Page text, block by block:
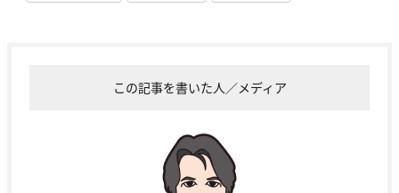
この記事を書いた人／メディア